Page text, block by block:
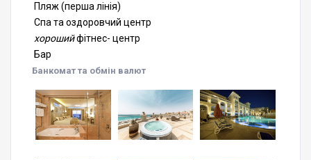
Пляж (перша лінія)
Спа та оздоровчий центр
хорошийфітнес- центр
Бар
Банкомат та обмін валют